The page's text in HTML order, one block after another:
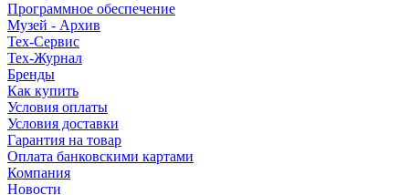
Программное обеспечение
Музей - Архив
Tex-Сервис
Тех-Журнал
Бренды
Как купить
Условия оплаты
Условия доставки
Гарантия на товар
Оплата банковскими картами
Компания
Новости